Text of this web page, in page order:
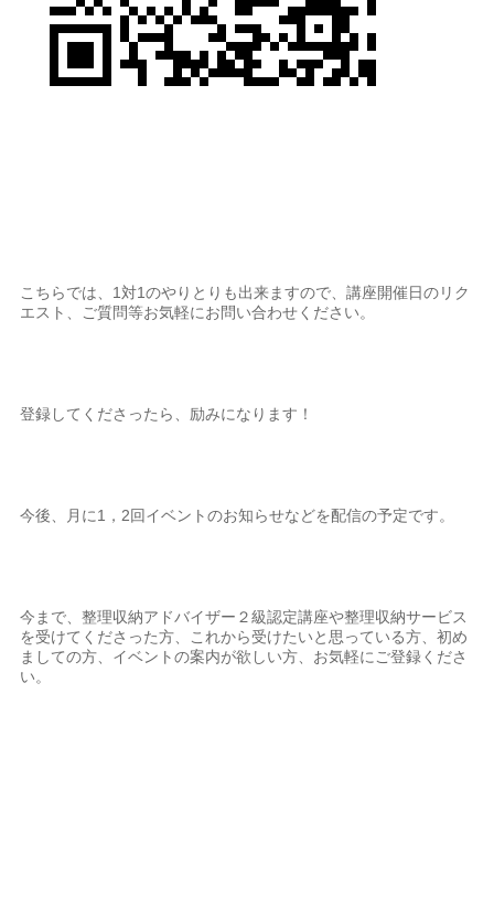
こちらでは、1対1のやりとりも出来ますので、講座開催日のリク
エスト、ご質問等お気軽にお問い合わせください。
登録してくださったら、励みになります！
今後、月に1，2回イベントのお知らせなどを配信の予定です。
今まで、整理収納アドバイザー２級認定講座や整理収納サービス
を受けてくださった方、これから受けたいと思っている方、初め
ましての方、イベントの案内が欲しい方、お気軽にご登録くださ
い。